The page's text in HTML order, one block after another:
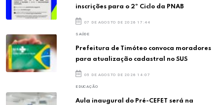
inscrições para o 2º Ciclo da PNAB
07 DE AGOSTO DE 2026 17:44
SAÚDE
Prefeitura de Timóteo convoca moradores
para atualização cadastral no SUS
05 DE AGOSTO DE 2026 14:07
EDUCAÇÃO
Aula inaugural do Pré-CEFET será na